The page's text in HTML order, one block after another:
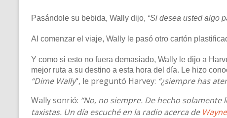
Pasándole su bebida, Wally dijo, “Si desea usted algo
Al comenzar el viaje, Wally le pasó otro cartón
Y como si esto no fuera demasiado, Wally le dijo a
mejor ruta a su destino a esta hora del día. Le hizo
“Dime Wally“, le preguntó Harvey: “¿siempre has
Wally sonrió: “No, no siempre. De hecho
taxistas. Un día escuché en la radio acerca de